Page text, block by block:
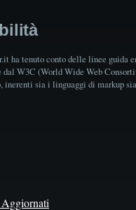
ha tenuto conto delle linee guida
W3C (World Wide Web
inerenti sia i linguaggi di markup